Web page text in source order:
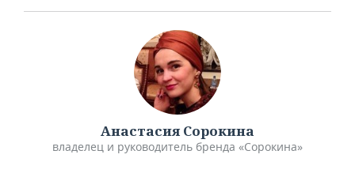
Анастасия Сорокина
владелец и руководитель бренда «Сорокина»